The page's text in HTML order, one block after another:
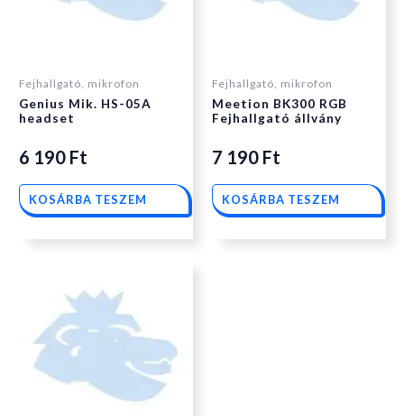
Fejhallgató, mikrofon
Genius Mik. HS-05A
headset
6 190 Ft
KOSÁRBA TESZEM
Fejhallgató, mikrofon
Meetion BK300 RGB
Fejhallgató állvány
7 190 Ft
KOSÁRBA TESZEM